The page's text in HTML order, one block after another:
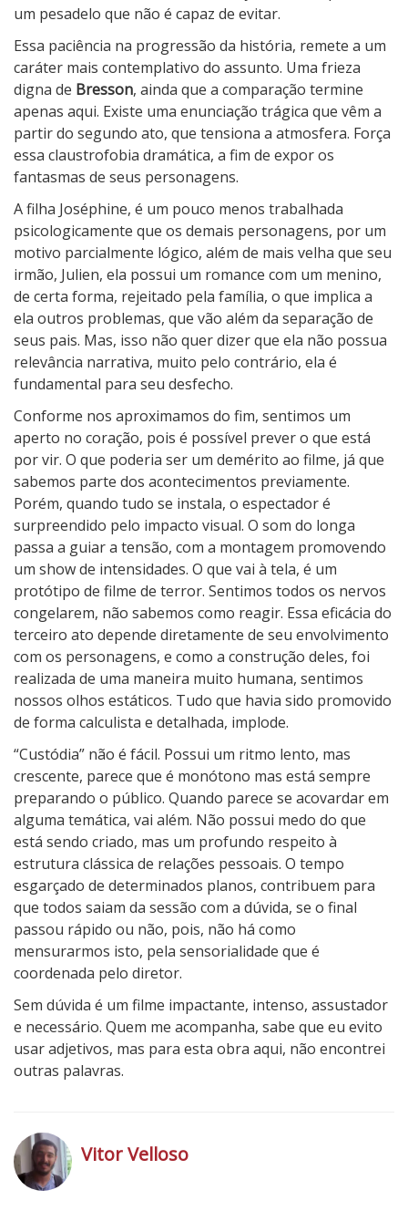
um pesadelo que não é capaz de evitar.
Essa paciência na progressão da história, remete a um
caráter mais contemplativo do assunto. Uma frieza
digna de Bresson, ainda que a comparação termine
apenas aqui. Existe uma enunciação trágica que vêm a
partir do segundo ato, que tensiona a atmosfera. Força
essa claustrofobia dramática, a fim de expor os
fantasmas de seus personagens.
A filha Joséphine, é um pouco menos trabalhada
psicologicamente que os demais personagens, por um
motivo parcialmente lógico, além de mais velha que seu
irmão, Julien, ela possui um romance com um menino,
de certa forma, rejeitado pela família, o que implica a
ela outros problemas, que vão além da separação de
seus pais. Mas, isso não quer dizer que ela não possua
relevância narrativa, muito pelo contrário, ela é
fundamental para seu desfecho.
Conforme nos aproximamos do fim, sentimos um
aperto no coração, pois é possível prever o que está
por vir. O que poderia ser um demérito ao filme, já que
sabemos parte dos acontecimentos previamente.
Porém, quando tudo se instala, o espectador é
surpreendido pelo impacto visual. O som do longa
passa a guiar a tensão, com a montagem promovendo
um show de intensidades. O que vai à tela, é um
protótipo de filme de terror. Sentimos todos os nervos
congelarem, não sabemos como reagir. Essa eficácia do
terceiro ato depende diretamente de seu envolvimento
com os personagens, e como a construção deles, foi
realizada de uma maneira muito humana, sentimos
nossos olhos estáticos. Tudo que havia sido promovido
de forma calculista e detalhada, implode.
“Custódia” não é fácil. Possui um ritmo lento, mas
crescente, parece que é monótono mas está sempre
preparando o público. Quando parece se acovardar em
alguma temática, vai além. Não possui medo do que
está sendo criado, mas um profundo respeito à
estrutura clássica de relações pessoais. O tempo
esgarçado de determinados planos, contribuem para
que todos saiam da sessão com a dúvida, se o final
passou rápido ou não, pois, não há como
mensurarmos isto, pela sensorialidade que é
coordenada pelo diretor.
Sem dúvida é um filme impactante, intenso, assustador
e necessário. Quem me acompanha, sabe que eu evito
usar adjetivos, mas para esta obra aqui, não encontrei
outras palavras.
o
t
Vitor Velloso